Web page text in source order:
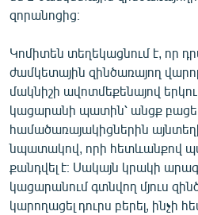
զորանոցից։
Կոմիտեն տեղեկացնում է, որ
ժամկետային զինծառայող
մակնիշի ավոտմեքենայով
կացարանի պատին՝ անցք
համածառայակիցներին
նպատակով, որի հետևանքով
քանդվել է։ Սակայն կրակի
կացարանում գտնվող մյուս
կարողացել դուրս բերել, ինչի